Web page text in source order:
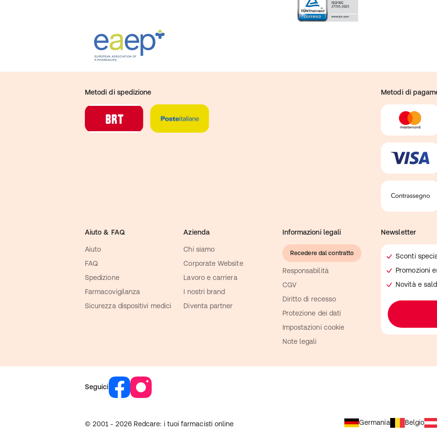
Metodi di spedizione Metodi di
Aiuto & FAQ
Aiuto
FAQ
Spedizione
Farmacovigilanza
Sicurezza dispositivi medici
Azienda
Chi siamo
Corporate Website
Lavoro e carriera
I nostri brand
Diventa partner
Informazioni legali
Recedere dal contratto
Responsabilità
CGV
Diritto di recesso
Protezione dei dati
Impostazioni cookie
Note legali
Newsletter
Sconti
Promozioni
Novità e
Seguici
© 2001 - 2026 Redcare: i tuoi farmacisti online Germania Belgio